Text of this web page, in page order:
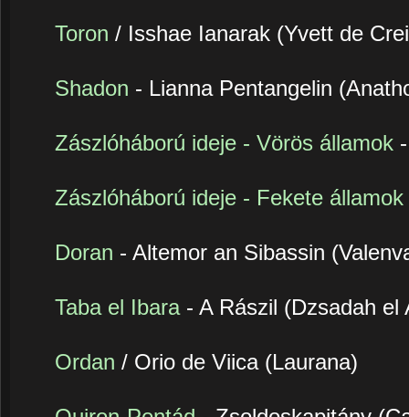
Toron / Isshae Ianarak (Yvett de
Shadon - Lianna Pentangelin
Zászlóháború ideje - Vörös államok
Zászlóháború ideje - Fekete államok
Doran - Altemor an Sibassin
Taba el Ibara - A Rászil (Dzsadah el
Ordan / Orio de Viica (Laurana)